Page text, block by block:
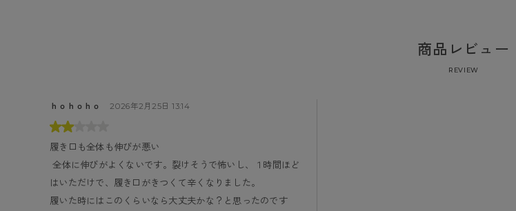
商品レビュー
REVIEW
ｈｏｈｏｈｏ 2026年2月25日 13:14
履き口も全体も伸びが悪い
全体に伸びがよくないです。裂けそうで怖いし、１時間ほど
はいただけで、履き口がきつくて辛くなりました。
履いた時にはこのくらいなら大丈夫かな？と思ったのです